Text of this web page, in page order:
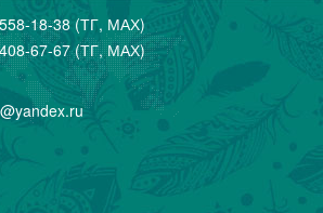
18-38 (ТГ, МАХ)
67-67 (ТГ, МАХ)